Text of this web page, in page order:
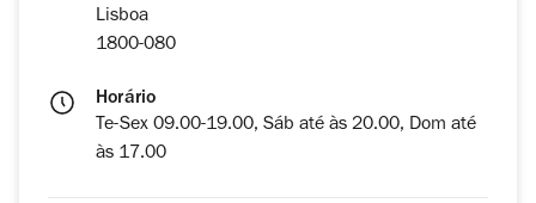
Lisboa
1800-080
Horário
Te-Sex 09.00-19.00, Sáb até às 20.00, Dom até
às 17.00